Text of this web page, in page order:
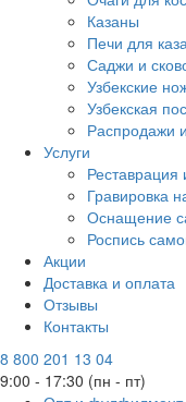
Казаны
Печи для
Саджи и
Узбекские
Узбекская
Распродажи
Услуги
Гравировка
Оснащение
Роспись
Акции
Доставка и оплата
Отзывы
Контакты
8 800 201 13 04
9:00 - 17:30 (пн - пт)